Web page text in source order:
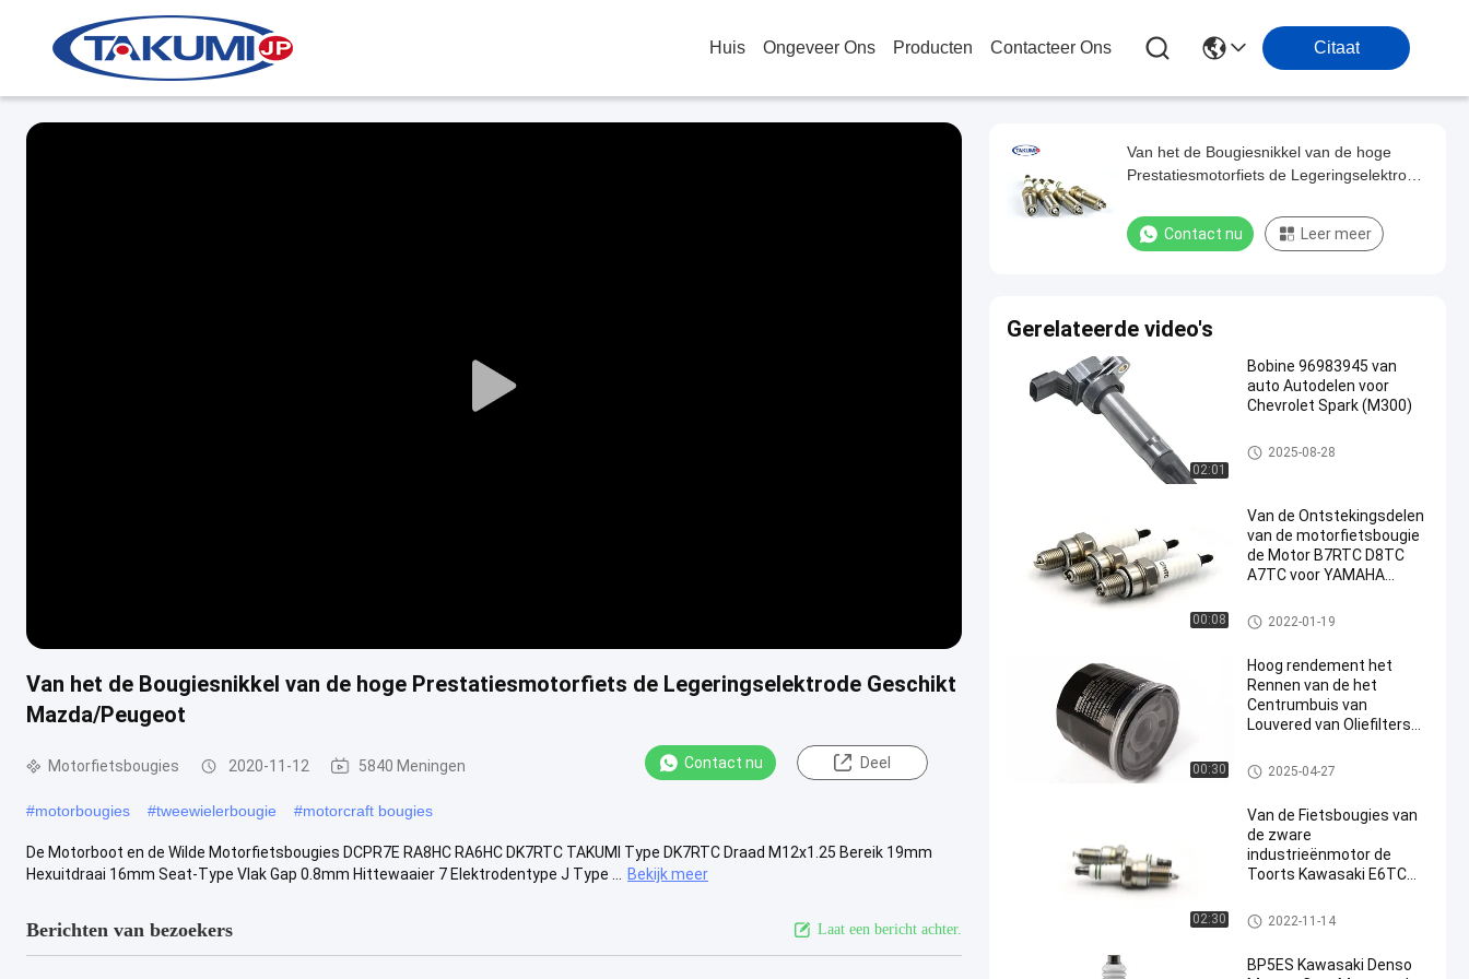
Huis Ongeveer Ons Producten Contacteer Ons Citaat
Play
Van het de Bougiesnikkel van de hoge Prestatiesmotorfiets de Legeringselektrode Geschikt
Mazda/Peugeot
Motorfietsbougies 2020-11-12 5840 Meningen Contact nu Deel
#motorbougies #tweewielerbougie #motorcraft bougies
De Motorboot en de Wilde Motorfietsbougies DCPR7E RA8HC RA6HC DK7RTC TAKUMI Type DK7RTC Draad M12x1.25 Bereik 19mm
Hexuitdraai 16mm Seat-Type Vlak Gap 0.8mm Hittewaaier 7 Elektrodentype J Type ...
Bekijk meer
Berichten van bezoekers Laat een bericht achter.
Van het de Bougiesnikkel van de hoge
Prestatiesmotorfiets de Legeringselektrode
Contact nu Leer meer
Gerelateerde video's
02:01
Bobine 96983945 van
auto Autodelen voor
Chevrolet Spark (M300)
autobobine
2025-08-28
00:08
Van de Ontstekingsdelen
van de motorfietsbougie
de Motor B7RTC D8TC
A7TC voor YAMAHA
Motorfietsbougies
2022-01-19
00:30
Hoog rendement het
Rennen van de het
Centrumbuis van
Louvered van Oliefilters
Stroomweerstand
de filter van de motorolie
2025-04-27
02:30
Van de Fietsbougies van
de zware
industrieënmotor de
Toorts Kawasaki E6TC
Motorfietsbougies
2022-11-14
BP5ES Kawasaki Denso